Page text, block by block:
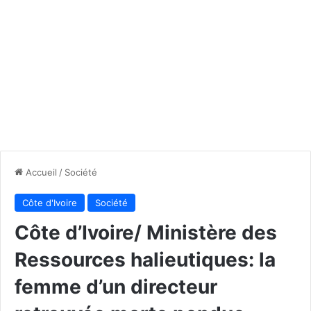
Accueil / Société
Côte d'Ivoire Société
Côte d’Ivoire/ Ministère des
Ressources halieutiques: la
femme d’un directeur